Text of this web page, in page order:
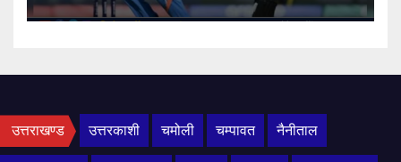
उत्तराखण्ड उत्तरकाशी चमोली चम्पावत नैनीताल